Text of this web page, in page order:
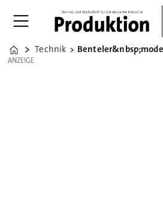
Home
Technik
ANZEIGE
ANZEIGE